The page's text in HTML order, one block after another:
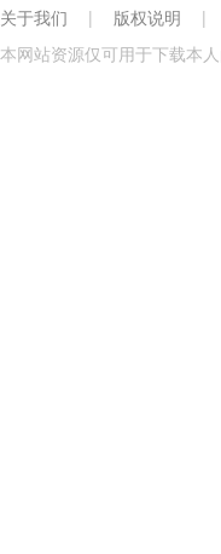
关于我们 | 版权说明 |
本网站资源仅可用于下载本